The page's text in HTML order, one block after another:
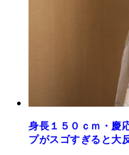
身長１５０ｃｍ・慶
プがスゴすぎると大